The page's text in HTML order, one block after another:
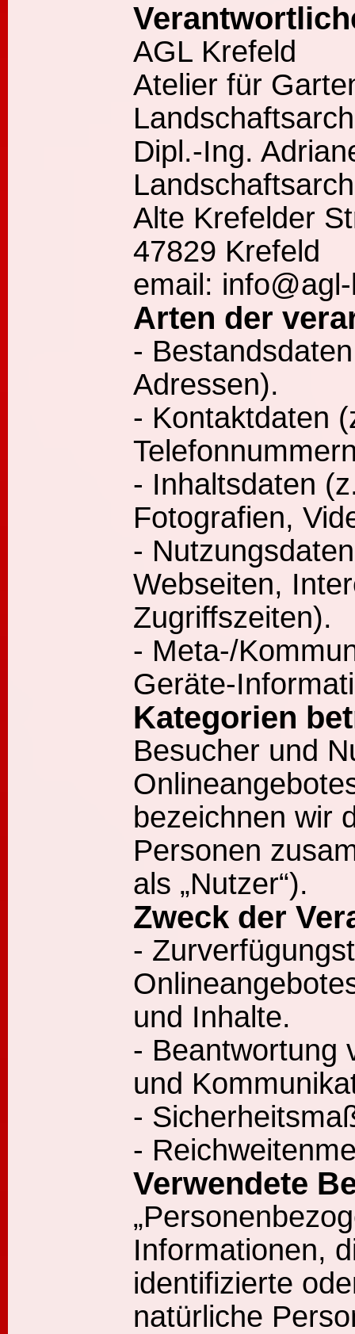
AGL Krefeld
Atelier für
Dipl.-Ing.
Alte Krefelder
47829 Krefeld
email:
Arten der
-
Adressen).
- Kontaktdaten
- Inhaltsdaten
Fotografien,
-
Webseiten,
Zugriffszeiten).
- Meta-/
Geräte-
Kategorien
Besucher und
bezeichnen wir
Personen
als „Nutzer“).
Zweck der
-
und Inhalte.
- Beantwortung
und
-
-
Verwendete
Informationen,
identifizierte
natürliche